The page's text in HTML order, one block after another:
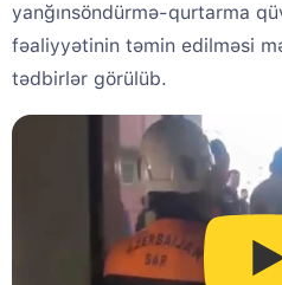
yanğınsöndürmə-qurtarma
fəaliyyətinin təmin edilməsi
tədbirlər görülüb.